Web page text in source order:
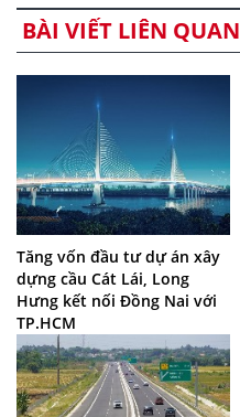
BÀI VIẾT LIÊN QUAN
Tăng vốn đầu tư dự án xây
dựng cầu Cát Lái, Long
Hưng kết nối Đồng Nai với
TP.HCM